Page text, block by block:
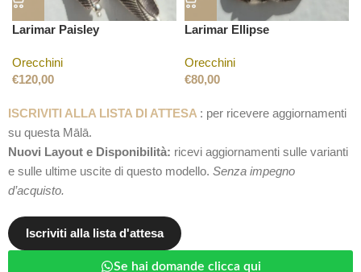
Larimar Paisley
Orecchini
€120,00
Larimar Ellipse
Orecchini
€80,00
ISCRIVITI ALLA LISTA DI ATTESA : per ricevere aggiornamenti
su questa Mālā.
Nuovi Layout e Disponibilità: ricevi aggiornamenti sulle varianti
e sulle ultime uscite di questo modello. Senza impegno
d’acquisto.
Iscriviti alla lista d'attesa
Se hai domande clicca qui